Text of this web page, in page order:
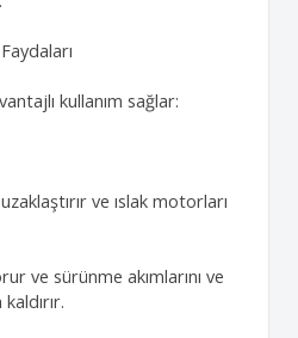
kullanım sağlar:
ve ıslak motorları
ve sürünme akımlarını ve